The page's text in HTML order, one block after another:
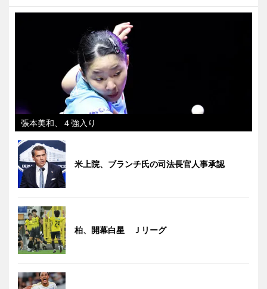
張本美和、４強入り
米上院、ブランチ氏の司法長官人事承認
柏、開幕白星 Ｊリーグ